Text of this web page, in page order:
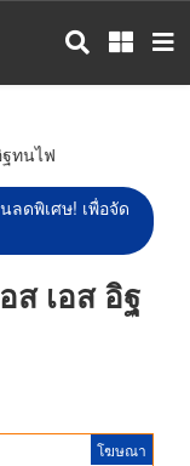
ฐทนไฟ
ลดพิเศษ! เพื่อจัด
ส เอส อิฐ
โฆษณา